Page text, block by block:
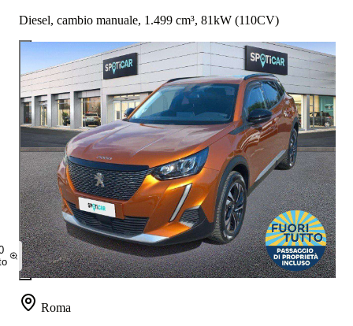
Diesel, cambio manuale, 1.499 cm³, 81kW (110CV)
Roma